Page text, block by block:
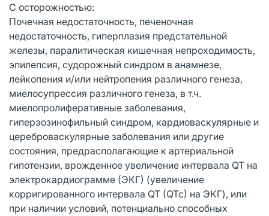
С осторожностью:
Почечная недостаточность, печеночная
недостаточность, гиперплазия предстательной
железы, паралитическая кишечная непроходимость,
эпилепсия, судорожный синдром в анамнезе,
лейкопения и/или нейтропения различного генеза,
миелосупрессия различного генеза, в т.ч.
миелопролиферативные заболевания,
гиперэозинофильный синдром, кардиоваскулярные и
цереброваскулярные заболевания или другие
состояния, предрасполагающие к артериальной
гипотензии, врожденное увеличение интервала QT на
электрокардиограмме (ЭКГ) (увеличение
корригированного интервала QT (QTc) на ЭКГ), или
при наличии условий, потенциально способных